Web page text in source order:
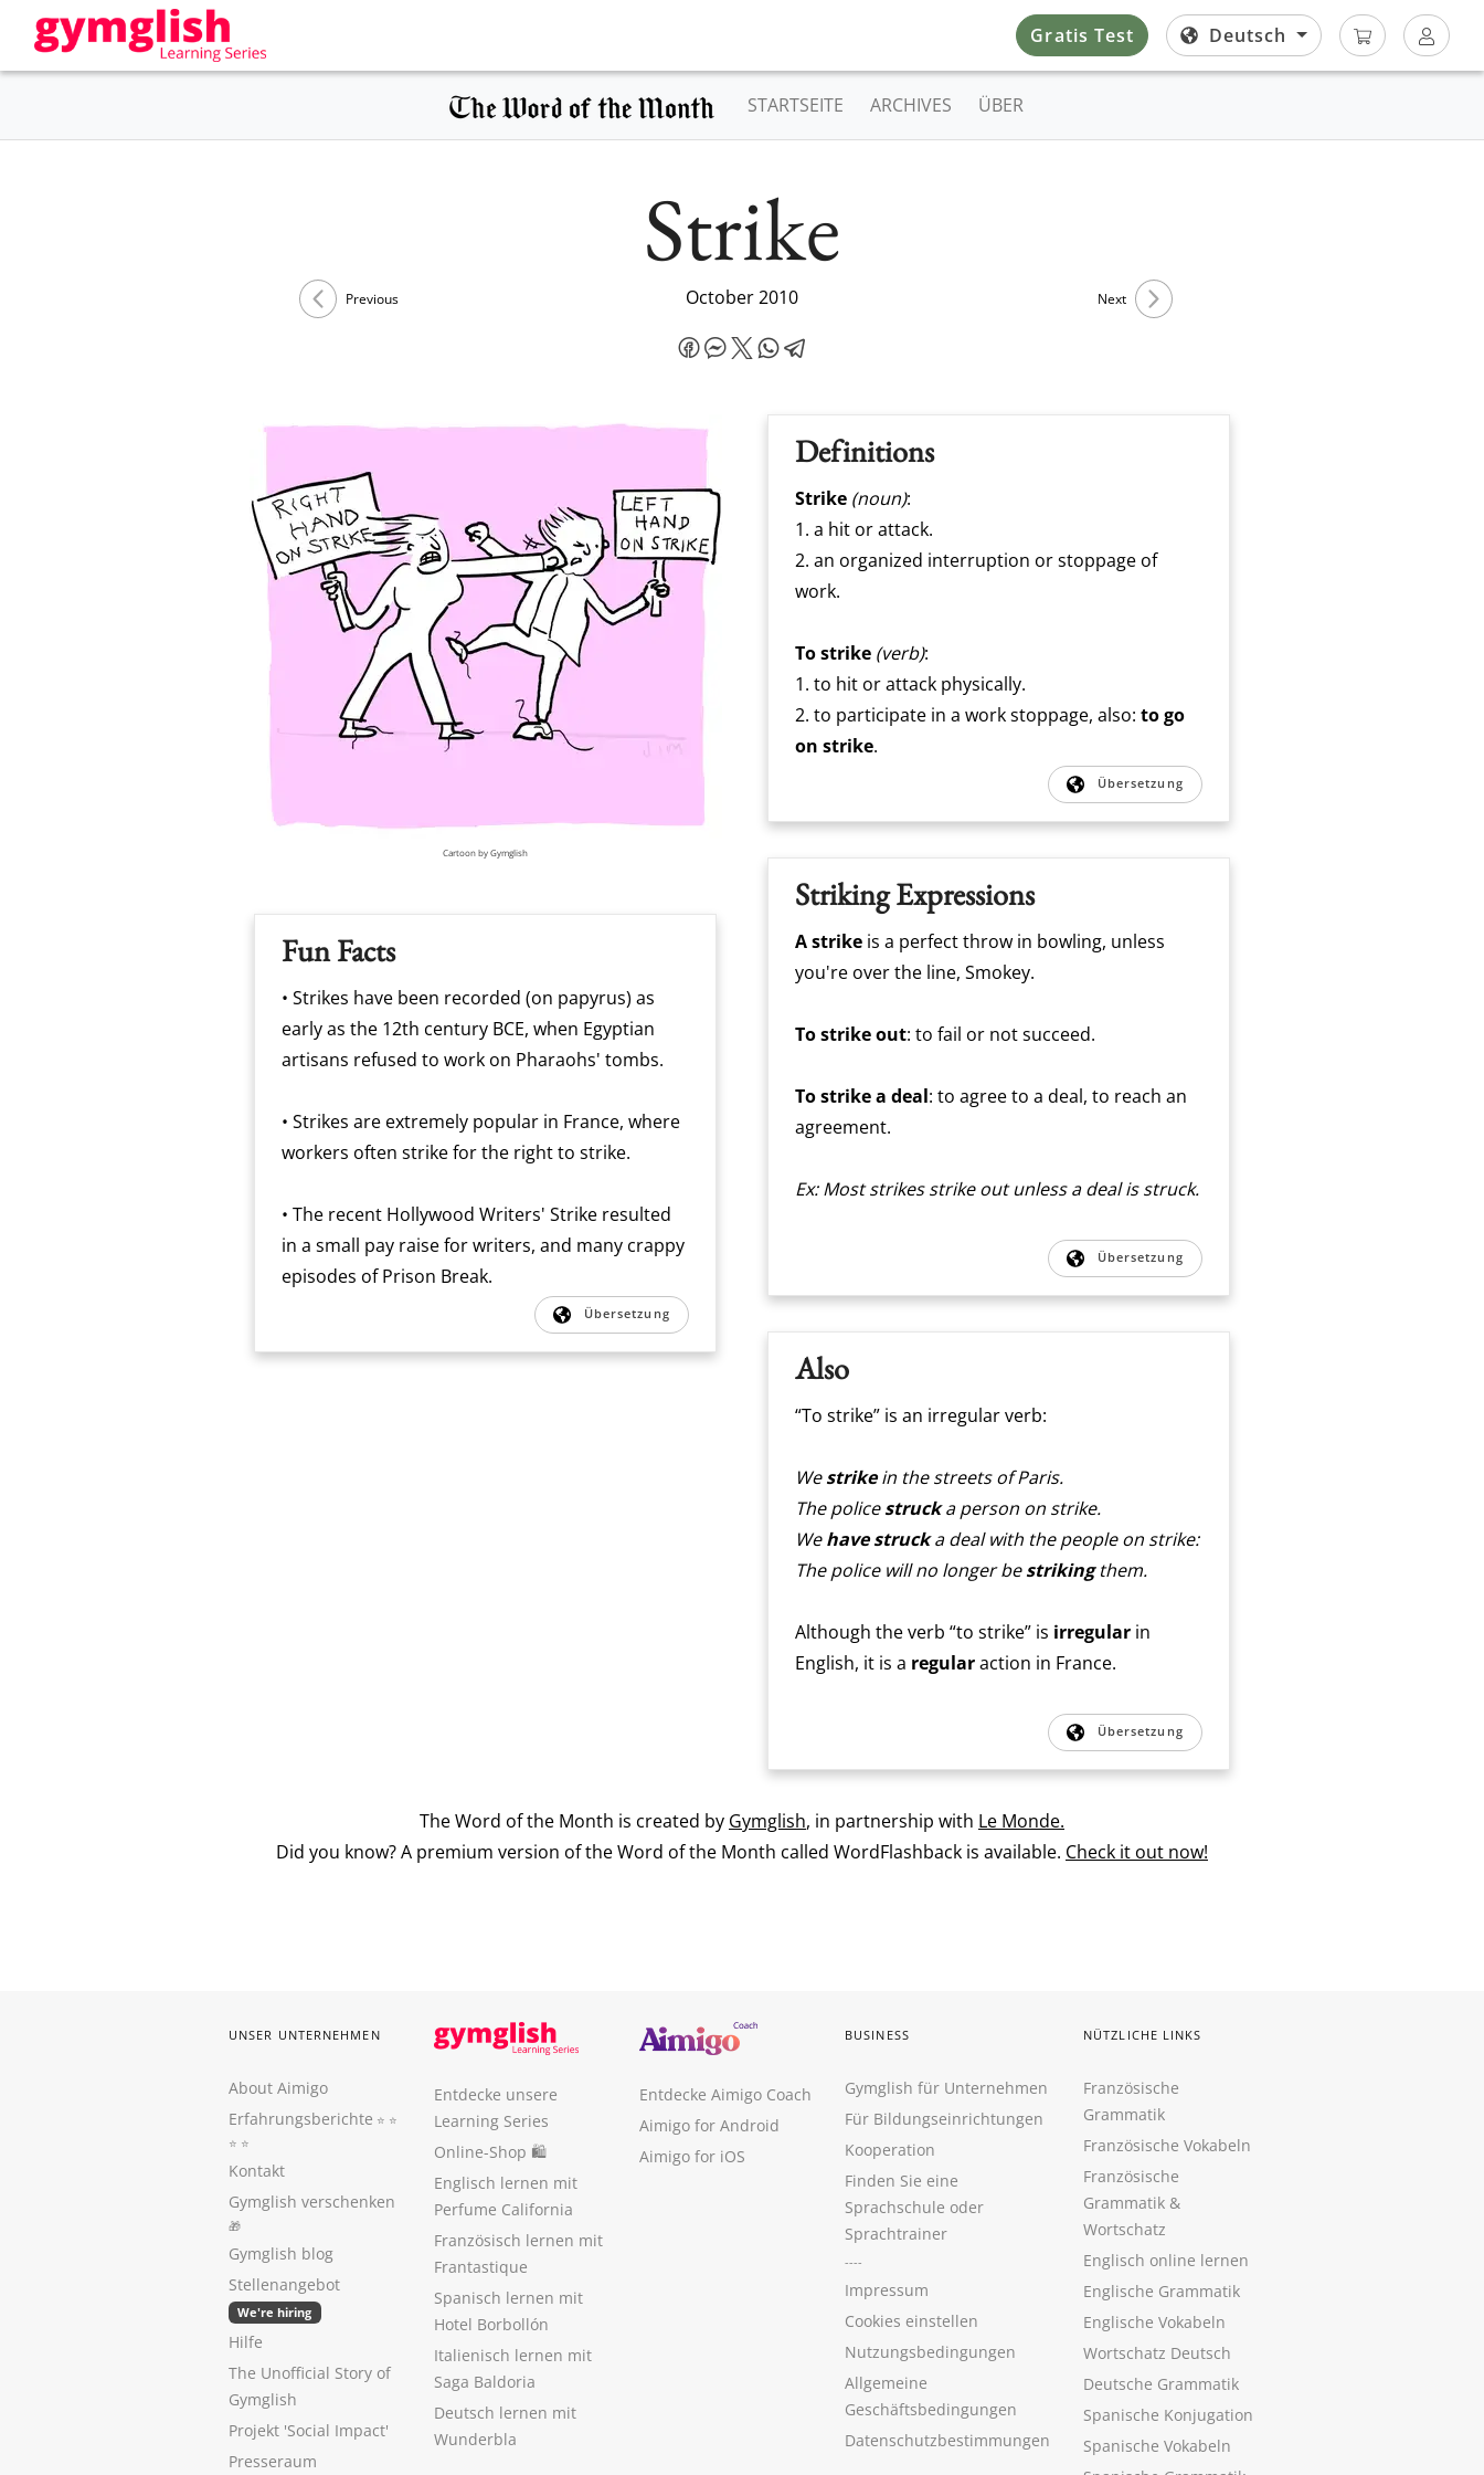
Gratis Test Deutsch
STARTSEITE ARCHIVES ÜBER
Strike
October 2010 Next
Previous
Cartoon by Gymglish
Fun Facts
• Strikes have been recorded (on papyrus) as
early as the 12th century BCE, when Egyptian
artisans refused to work on Pharaohs' tombs.
• Strikes are extremely popular in France, where
workers often strike for the right to strike.
• The recent Hollywood Writers' Strike resulted
in a small pay raise for writers, and many crappy
episodes of Prison Break.
Übersetzung
Definitions
Strike (noun):
1. a hit or attack.
2. an organized interruption or stoppage of
work.
To strike (verb):
1. to hit or attack physically.
2. to participate in a work stoppage, also:to go
on strike.
Übersetzung
Striking Expressions
A strike is a perfect throw in bowling, unless
you're over the line, Smokey.
To strike out: to fail or not succeed.
To strike a deal: to agree to a deal, to reach an
agreement.
Ex: Most strikes strike out unless a deal is struck.
Übersetzung
Also
“To strike” is an irregular verb:
Westrikein the streets of Paris.
The policestrucka person on strike.
Wehave strucka deal with the people on strike:
The police will no longer bestrikingthem.
Although the verb “to strike” is irregular in
English, it is a regularaction in France.
Übersetzung
The Word of the Month is created by Gymglish, in partnership with Le Monde.
Did you know? A premium version of the Word of the Month called WordFlashback is available. Check it out now!
UNSER UNTERNEHMEN
About Aimigo
Erfahrungsberichte ⭐️ ⭐️
⭐️ ⭐️
Kontakt
Gymglish verschenken
🎁
Gymglish blog
Stellenangebot
We're hiring
Hilfe
The Unofficial Story of
Gymglish
Projekt 'Social Impact'
Presseraum
Entdecke unsere
Learning Series
Online-Shop 🛍
Englisch lernen mit
Perfume California
Französisch lernen mit
Frantastique
Spanisch lernen mit
Hotel Borbollón
Italienisch lernen mit
Saga Baldoria
Deutsch lernen mit
Wunderbla
Entdecke Aimigo Coach
Aimigo for Android
Aimigo for iOS
BUSINESS
Gymglish für Unternehmen
Für Bildungseinrichtungen
Kooperation
Finden Sie eine
Sprachschule oder
Sprachtrainer
----
Impressum
Cookies einstellen
Nutzungsbedingungen
Allgemeine
Geschäftsbedingungen
Datenschutzbestimmungen
NÜTZLICHE LINKS
Französische
Grammatik
Französische Vokabeln
Französische
Grammatik &
Wortschatz
Englisch online lernen
Englische Grammatik
Englische Vokabeln
Wortschatz Deutsch
Deutsche Grammatik
Spanische Konjugation
Spanische Vokabeln